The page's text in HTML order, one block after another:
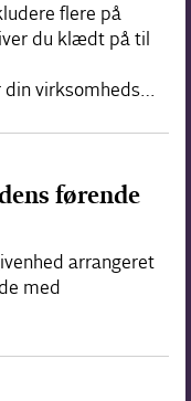
flere på
du klædt på til
din virksomheds…
førende
arrangeret
med